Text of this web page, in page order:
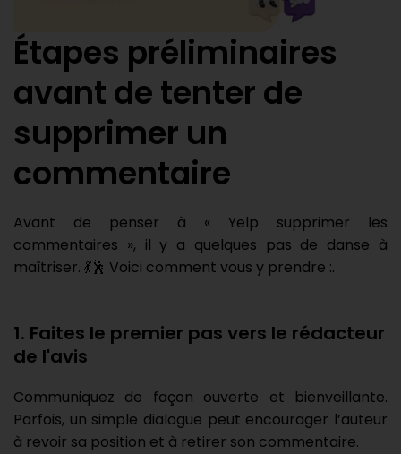
Étapes préliminaires
avant de tenter de
supprimer un
commentaire
Avant de penser à « Yelp supprimer les
commentaires », il y a quelques pas de danse à
maîtriser. 💃🕺 Voici comment vous y prendre :.
1. Faites le premier pas vers le rédacteur
de l'avis
Communiquez de façon ouverte et bienveillante.
Parfois, un simple dialogue peut encourager l’auteur
à revoir sa position et à retirer son commentaire.